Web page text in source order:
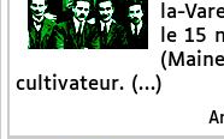
la-
le 15
cultivateur. (…)